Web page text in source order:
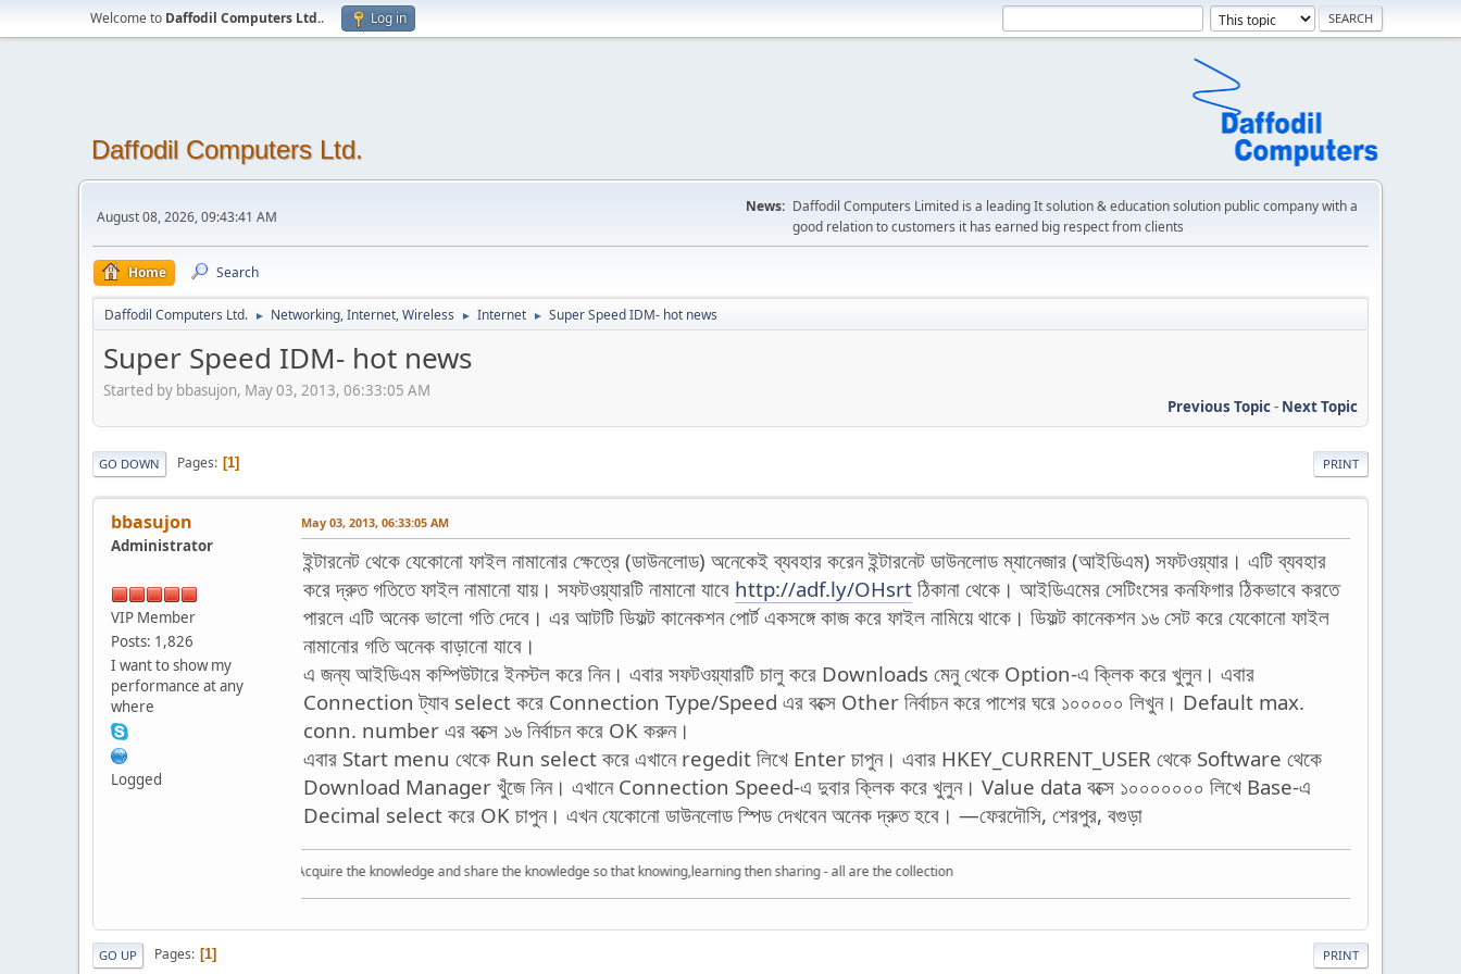
Welcome to Daffodil Computers Ltd.. Log in
Daffodil Computers Ltd.
August 08, 2026, 09:43:41 AM
News: Daffodil Computers Limited is a leading It solution & education solution public company with a
good relation to customers it has earned big respect from clients
Home Search
Daffodil Computers Ltd. ► Networking, Internet, Wireless ► Internet ► Super Speed IDM- hot news
Super Speed IDM- hot news
Started by bbasujon, May 03, 2013, 06:33:05 AM
Previous Topic- Next Topic
PRINT
GO DOWN Pages 1
bbasujon
Administrator
VIP Member
Posts: 1,826
I want to show my
performance at any
where
Logged
May 03, 2013, 06:33:05 AM
ইন্টারনেট থেকে যেকোনো ফাইল নামানোর ক্ষেত্রে (ডাউনলোড) অনেকেই ব্যবহার করেন ইন্টারনেট ডাউনলোড ম্যানেজার (আইডিএম) সফটওয়্যার। এটি ব্যবহার
করে দ্রুত গতিতে ফাইল নামানো যায়। সফটওয়্যারটি নামানো যাবে http://adf.ly/OHsrt ঠিকানা থেকে। আইডিএমের সেটিংসের কনফিগার ঠিকভাবে করতে
পারলে এটি অনেক ভালো গতি দেবে। এর আটটি ডিফল্ট কানেকশন পোর্ট একসঙ্গে কাজ করে ফাইল নামিয়ে থাকে। ডিফল্ট কানেকশন ১৬ সেট করে যেকোনো ফাইল
নামানোর গতি অনেক বাড়ানো যাবে।
এ জন্য আইডিএম কম্পিউটারে ইনস্টল করে নিন। এবার সফটওয়্যারটি চালু করে Downloads মেনু থেকে Option-এ ক্লিক করে খুলুন। এবার
Connection ট্যাব select করে Connection Type/Speed এর বক্সে Other নির্বাচন করে পাশের ঘরে ১০০০০০ লিখুন। Default max.
conn. number এর বক্সে ১৬ নির্বাচন করে OK করুন।
এবার Start menu থেকে Run select করে এখানে regedit লিখে Enter চাপুন। এবার HKEY_CURRENT_USER থেকে Software থেকে
Download Manager খুঁজে নিন। এখানে Connection Speed-এ দুবার ক্লিক করে খুলুন। Value data বক্সে ১০০০০০০০ লিখে Base-এ
Decimal select করে OK চাপুন। এখন যেকোনো ডাউনলোড স্পিড দেখবেন অনেক দ্রুত হবে। —ফেরদৌসি, শেরপুর, বগুড়া
Acquire the knowledge and share the knowledge so that knowing,learning then sharing - all are the collection
PRINT
GO UP Pages 1